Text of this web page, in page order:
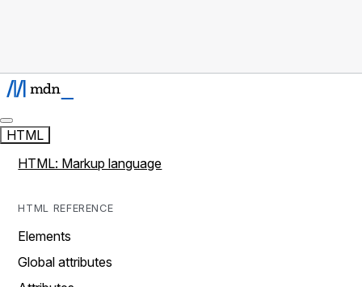
HTML
HTML: Markup language
HTML REFERENCE
Elements
Global attributes